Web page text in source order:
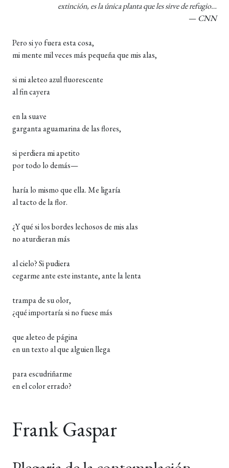
extinción, es la única planta que les sirve de refugio…
—CNN
Pero si yo fuera esta cosa,
mi mente mil veces más pequeña que mis alas,
si mi aleteo azul fluorescente
al fin cayera
en la suave
garganta aguamarina de las flores,
si perdiera mi apetito
por todo lo demás—
haría lo mismo que ella. Me ligaría
al tacto de la flor.
¿Y qué si los bordes lechosos de mis alas
no aturdieran más
al cielo? Si pudiera
cegarme ante este instante, ante la lenta
trampa de su olor,
¿qué importaría si no fuese más
que aleteo de página
en un texto al que alguien llega
para escudriñarme
en el color errado?
Frank Gaspar